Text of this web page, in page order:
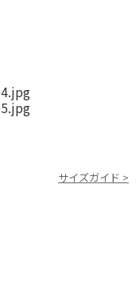
サイズガイド >